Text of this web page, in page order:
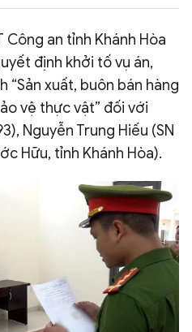
nghệ Công an
Công an tỉnh Khánh Hòa
định khởi tố vụ án,
“Sản xuất, buôn bán hàng
vệ thực vật” đối với
Nguyễn Trung Hiếu (SN
Hữu, tỉnh Khánh Hòa).